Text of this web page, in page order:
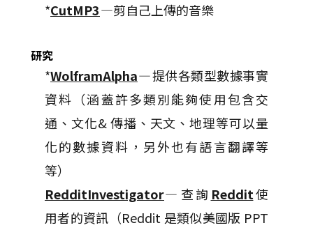
*CutMP3—剪自己上傳的音樂
研究
*WolframAlpha— 提供各類型數據事實
資料（涵蓋許多類別能夠使用包含交
通、文化& 傳播、天文、地理等可以量
化的數據資料，另外也有語言翻譯等
等）
RedditInvestigator— 查詢 Reddit使
用者的資訊（Reddit 是類似美國版 PPT